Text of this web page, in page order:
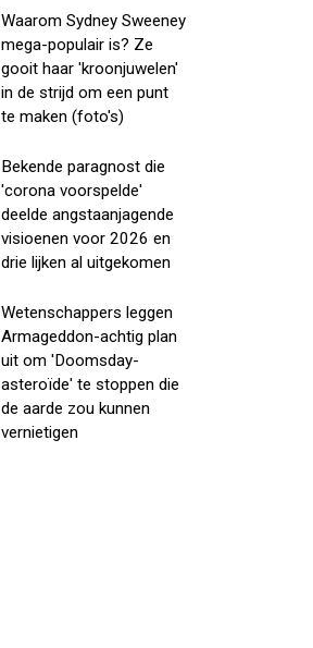
Waarom Sydney Sweeney
mega-populair is? Ze
gooit haar 'kroonjuwelen'
in de strijd om een punt
te maken (foto's)
Bekende paragnost die
'corona voorspelde'
deelde angstaanjagende
visioenen voor 2026 en
drie lijken al uitgekomen
Wetenschappers leggen
Armageddon-achtig plan
uit om 'Doomsday-
asteroïde' te stoppen die
de aarde zou kunnen
vernietigen